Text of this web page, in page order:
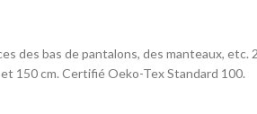
bas de pantalons, des manteaux, etc.
150 cm. Certifié Oeko-Tex Standard 100.